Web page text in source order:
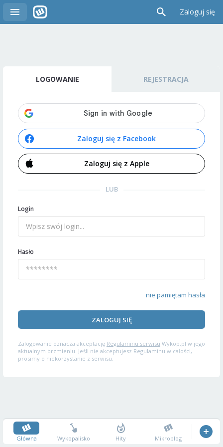
Zaloguj się
LOGOWANIE REJESTRACJA
Zaloguj się z Facebook
Zaloguj się z Apple
LUB
Login
Hasło
nie pamiętam hasła
ZALOGUJ SIĘ
Zalogowanie oznacza akceptację Regulaminu serwisu Wykop.pl w jego
aktualnym brzmieniu. Jeśli nie akceptujesz Regulaminu w całości,
prosimy o niekorzystanie z serwisu.
Główna Wykopalisko Hity Mikroblog